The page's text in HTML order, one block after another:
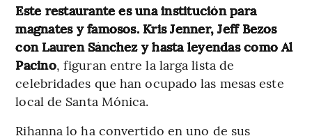
Este restaurante es una institución para
magnates y famosos. Kris Jenner, Jeff Bezos
con Lauren Sánchez y hasta leyendas como Al
Pacino, figuran entre la larga lista de
celebridades que han ocupado las mesas este
local de Santa Mónica.
Rihanna lo ha convertido en uno de sus